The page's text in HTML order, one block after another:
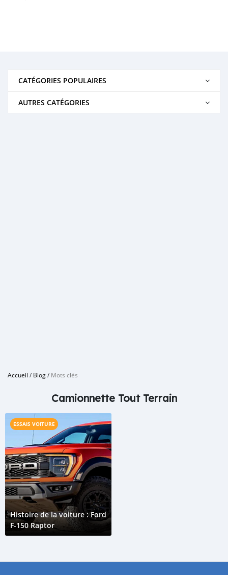
CATÉGORIES POPULAIRES
AUTRES CATÉGORIES
Accueil /Blog/Mots clés
Camionnette Tout Terrain
ESSAIS VOITURE
Histoire de la voiture : Ford
F-150 Raptor